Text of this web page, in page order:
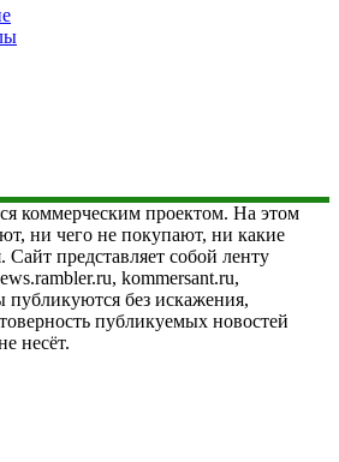
коммерческим проектом. На этом
ни чего не покупают, ни какие
Сайт представляет собой ленту
kommersant.ru,
без искажения,
публикуемых новостей
несёт.